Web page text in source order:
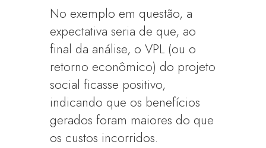
No exemplo em questão, a
expectativa seria de que, ao
final da análise, o VPL (ou o
retorno econômico) do projeto
social ficasse positivo,
indicando que os benefícios
gerados foram maiores do que
os custos incorridos.